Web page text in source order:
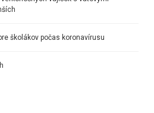
školákov počas koronavírusu